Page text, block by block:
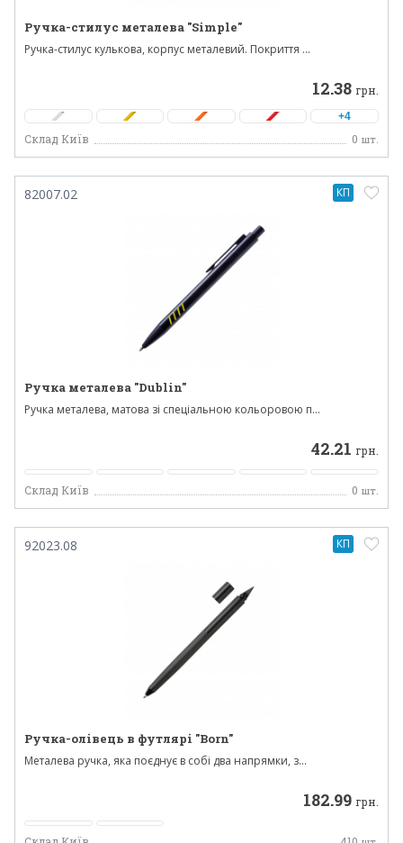
Ручка-стилус металева "Simple"
Ручка-стилус кулькова, корпус металевий. Покриття ...
12.38 грн.
+4
Склад Київ 0 шт.
82007.02
Ручка металева "Dublin"
Ручка металева, матова зі спеціальною кольоровою п...
42.21 грн.
Склад Київ 0 шт.
КП
92023.08
Ручка-олівець в футлярі "Born"
Металева ручка, яка поєднує в собі два напрямки, з...
182.99 грн.
КП